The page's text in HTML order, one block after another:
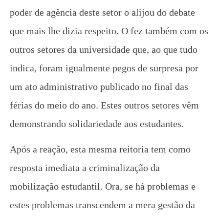
Provocações acerca do papel da extensão
outubro
2024
CN
poder de agência deste setor o alijou do debate
que mais lhe dizia respeito. O fez também com os
outros setores da universidade que, ao que tudo
indica, foram igualmente pegos de surpresa por
um ato administrativo publicado no final das
férias do meio do ano. Estes outros setores vêm
demonstrando solidariedade aos estudantes.
Após a reação, esta mesma reitoria tem como
resposta imediata a criminalização da
mobilização estudantil. Ora, se há problemas e
estes problemas transcendem a mera gestão da